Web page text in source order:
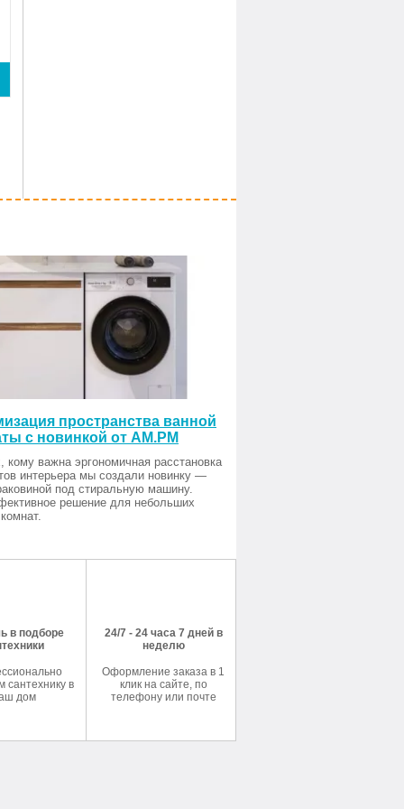
пространства ванной
с новинкой от AM.PM
кому важна эргономичная расстановка
интерьера мы создали новинку —
под стиральную машину.
решение для небольших
в подборе
сантехнику в
дом
24/7 - 24 часа 7 дней в
неделю
Оформление заказа в 1
клик на сайте, по
телефону или почте